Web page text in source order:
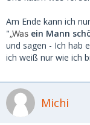
Wissen, Schutz
Fürsorglich sind
Dafür das sie
nicht nur wir mit
Ich denke es ist
verbringen,
Nur was ist es -
Am Ende kann ich
"„Was ein Mann
und sagen - Ich hab
ich weiß nur wie ich
Michi